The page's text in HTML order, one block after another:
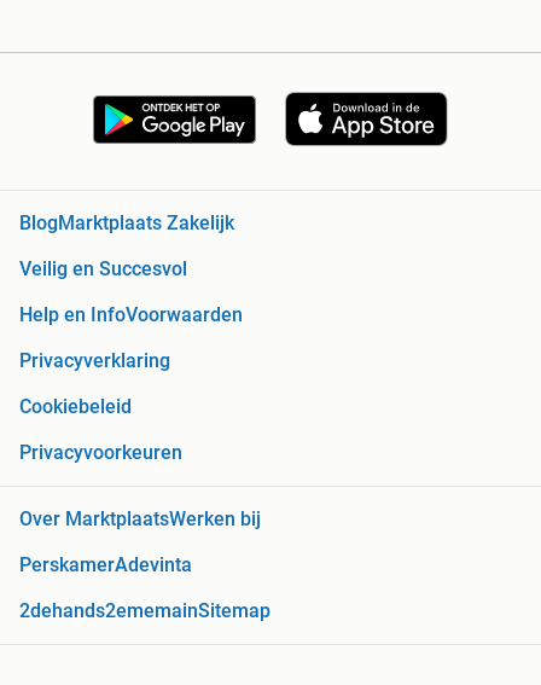
Blog Marktplaats Zakelijk
Veilig en Succesvol
Help en InfoVoorwaarden
Privacyverklaring
Cookiebeleid
Privacyvoorkeuren
Over MarktplaatsWerken bij
PerskamerAdevinta
2dehands2ememainSitemap